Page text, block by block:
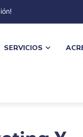
SERVICIOS